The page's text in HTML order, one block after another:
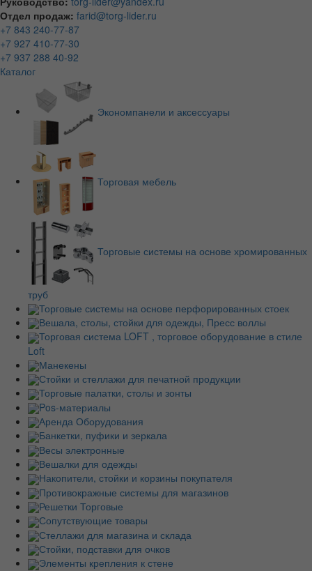
Отдел продаж: farid@torg-lider.ru
+7 843 240-77-87
+7 927 410-77-30
+7 937 288 40-92
Каталог
Экономпанели и аксессуары
Торговая мебель
Торговые системы на основе хромированных
труб
Торговые системы на основе перфорированных стоек
Вешала, столы, стойки для одежды, Пресс воллы
Торговая система LOFT , торговое оборудование в стиле
Loft
Манекены
Стойки и стеллажи для печатной продукции
Торговые палатки, столы и зонты
Pos-материалы
Аренда Оборудования
Банкетки, пуфики и зеркала
Весы электронные
Вешалки для одежды
Накопители, стойки и корзины покупателя
Противокражные системы для магазинов
Решетки Торговые
Сопутствующие товары
Стеллажи для магазина и склада
Стойки, подставки для очков
Элементы крепления к стене